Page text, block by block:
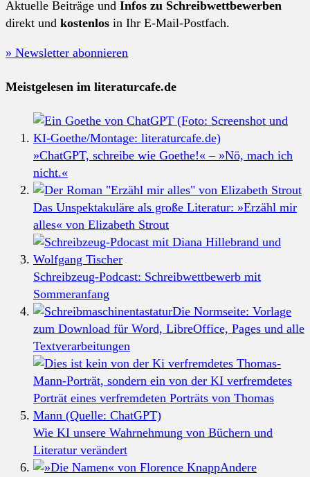
Aktuelle Beiträge und Infos zu Schreibwettbewerben
direkt und kostenlos in Ihr E-Mail-Postfach.
» Newsletter abonnieren
Meistgelesen im literaturcafe.de
»ChatGPT, schreibe wie Goethe!« – »Nö, mach ich
nicht.«
Das Unspektakuläre als große Literatur: »Erzähl mir
alles« von Elizabeth Strout
Schreibzeug-Podcast: Schreibwettbewerb mit
Sommeranfang
Die Normseite: Vorlage
zum Download für Word, LibreOffice, Pages und alle
Textverarbeitungen
Wie KI unsere Wahrnehmung von Büchern und
Literatur verändert
Andere